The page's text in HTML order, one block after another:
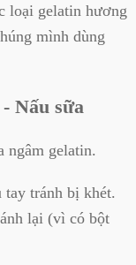
loại gelatin hương
mình dùng
Nấu sữa
ngâm gelatin.
tránh bị khét.
lại (vì có bột